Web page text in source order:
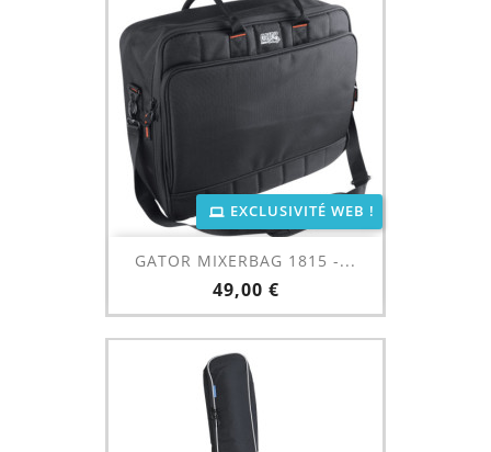
GATOR MIXERBAG 1815 -...
Prix
49,00 €
EXCLUSIVITÉ WEB !